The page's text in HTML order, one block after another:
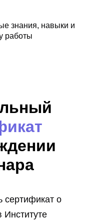
знания, навыки и
работы
сертификат о